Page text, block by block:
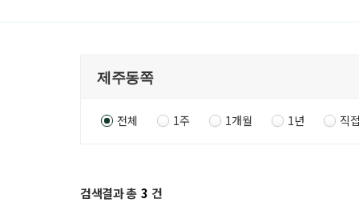
전체 1주 1개월 1년 직
검색결과 총 3 건